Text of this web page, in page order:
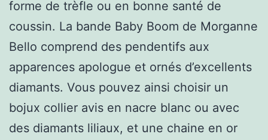
forme de trèfle ou en bonne santé de
coussin. La bande Baby Boom de Morganne
Bello comprend des pendentifs aux
apparences apologue et ornés d’excellents
diamants. Vous pouvez ainsi choisir un
bojux collier avis en nacre blanc ou avec
des diamants liliaux, et une chaine en or